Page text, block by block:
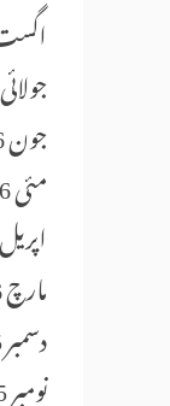
اگست
جولائی 2026
جون 2026
مئی 2026
اپریل 2026
مارچ 2026
دسمبر 2025
نومبر 2025